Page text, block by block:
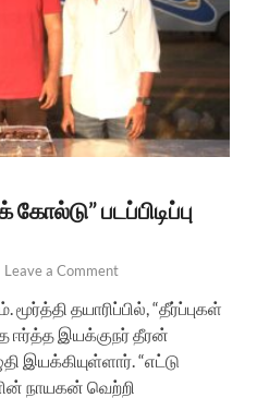
கோல்டு” படப்பிடிப்பு
Leave a Comment
தயாரிப்பில், “தீர்ப்புகள்
ஈர்த்த இயக்குநர் தீரன்
இயக்கியுள்ளார். “எட்டு
நாயகன் வெற்றி